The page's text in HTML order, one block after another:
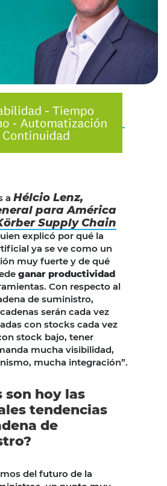
a Hélcio Lenz,
para América
Supply Chain
explicó por qué la
ya se ve como un
muy fuerte y de qué
ganar productividad
Con respecto al
de suministro,
serán cada vez
con stocks cada vez
stock bajo, tener
mucha visibilidad,
mucha integración”.
son hoy las
tendencias
de
del futuro de la